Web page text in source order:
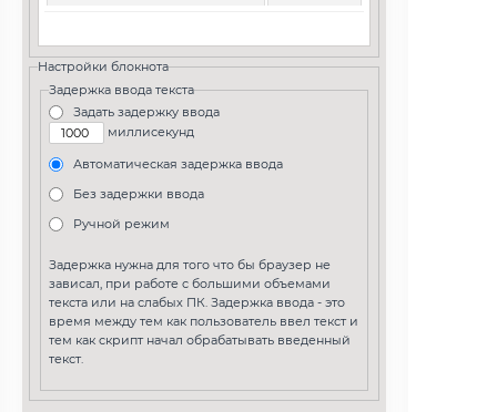
Настройки блокнота
Задержка ввода текста
Задать задержку ввода
миллисекунд
Автоматическая задержка ввода
Без задержки ввода
Ручной режим
Задержка нужна для того что бы браузер не
зависал, при работе с большими объемами
текста или на слабых ПК. Задержка ввода - это
время между тем как пользователь ввел текст и
тем как скрипт начал обрабатывать введенный
текст.